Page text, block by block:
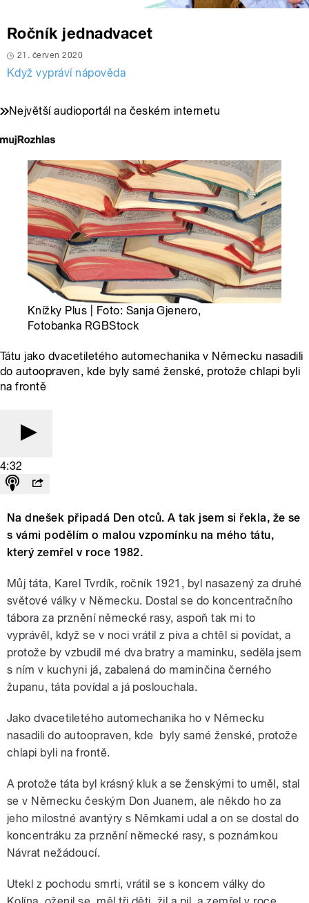
Ročník jednadvacet
21. červen 2020
Když vypráví nápověda
Největší audioportál na českém internetu
Knížky Plus | Foto: Sanja Gjenero,
Fotobanka RGBStock
Tátu jako dvacetiletého automechanika v Německu nasadili
do autoopraven, kde byly samé ženské, protože chlapi byli
na frontě
4:32
Na dnešek připadá Den otců. A tak jsem si řekla, že se
s vámi podělím o malou vzpomínku na mého tátu,
který zemřel v roce 1982.
Můj táta, Karel Tvrdík, ročník 1921, byl nasazený za druhé
světové války v Německu. Dostal se do koncentračního
tábora za prznění německé rasy, aspoň tak mi to
vyprávěl, když se v noci vrátil z piva a chtěl si povídat, a
protože by vzbudil mé dva bratry a maminku, seděla jsem
s ním v kuchyni já, zabalená do maminčina černého
županu, táta povídal a já poslouchala.
Jako dvacetiletého automechanika ho v Německu
nasadili do autoopraven, kde byly samé ženské, protože
chlapi byli na frontě.
A protože táta byl krásný kluk a se ženskými to uměl, stal
se v Německu českým Don Juanem, ale někdo ho za
jeho milostné avantýry s Němkami udal a on se dostal do
koncentráku za prznění německé rasy, s poznámkou
Návrat nežádoucí.
Utekl z pochodu smrti, vrátil se s koncem války do